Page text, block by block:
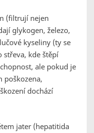
(filtrují nejen
glykogen, železo,
kyseliny (ty se
střeva, kde štěpí
ale pokud je
poškozena,
dochází
jater (hepatitida